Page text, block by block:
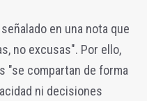
en una nota que
no excusas". Por ello,
"se compartan de forma
ni decisiones